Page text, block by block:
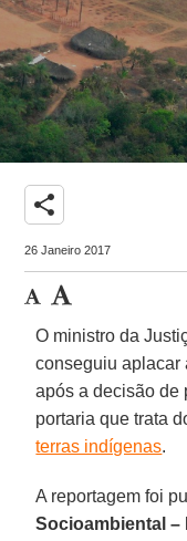
share
26 Janeiro 2017
O ministro da
conseguiu aplacar
após a decisão de
portaria que trata
terras indígenas.
A reportagem foi
Socioambiental –